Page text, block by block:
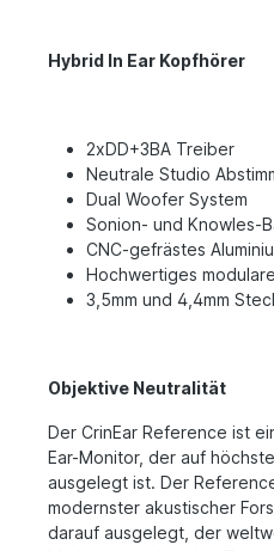
Hybrid In Ear Kopfhörer
2xDD+3BA Treiber
Neutrale Studio
Dual Woofer System
Sonion- und Knowles-
CNC-gefrästes
Hochwertiges
3,5mm und 4,4mm
Objektive Neutralität
Der CrinEar Reference ist
Ear-Monitor, der auf
ausgelegt ist. Der
modernster akustischer
darauf ausgelegt, der